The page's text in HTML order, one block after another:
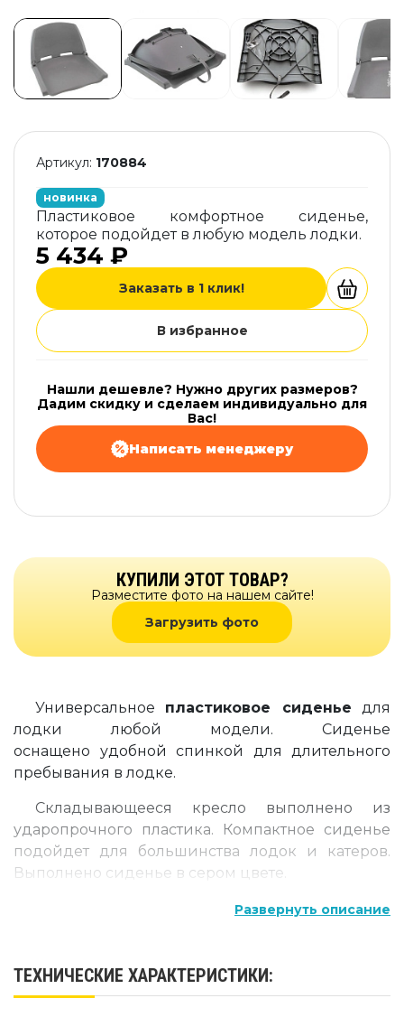
Артикул: 170884
новинка
Пластиковое комфортное сиденье,
которое подойдет в любую модель лодки.
5 434 ₽
Заказать в 1 клик!
В избранное
Нашли дешевле? Нужно других размеров?
Дадим скидку и сделаем индивидуально для
Вас!
Написать менеджеру
КУПИЛИ ЭТОТ ТОВАР?
Разместите фото на нашем сайте!
Загрузить фото
Универсальное пластиковое сиденье для
лодки любой модели. Сиденье
оснащено удобной спинкой для длительного
пребывания в лодке.
Складывающееся кресло выполнено из
ударопрочного пластика. Компактное сиденье
подойдет для большинства лодок и катеров.
Выполнено сиденье в сером цвете.
Компания «TimeTrial» предлагает купить
Развернуть описание
ТЕХНИЧЕСКИЕ ХАРАКТЕРИСТИКИ: